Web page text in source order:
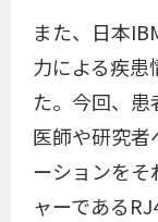
また、日本
力による疾患
た。今回、患
医師や研究者
ーションを
ャーである